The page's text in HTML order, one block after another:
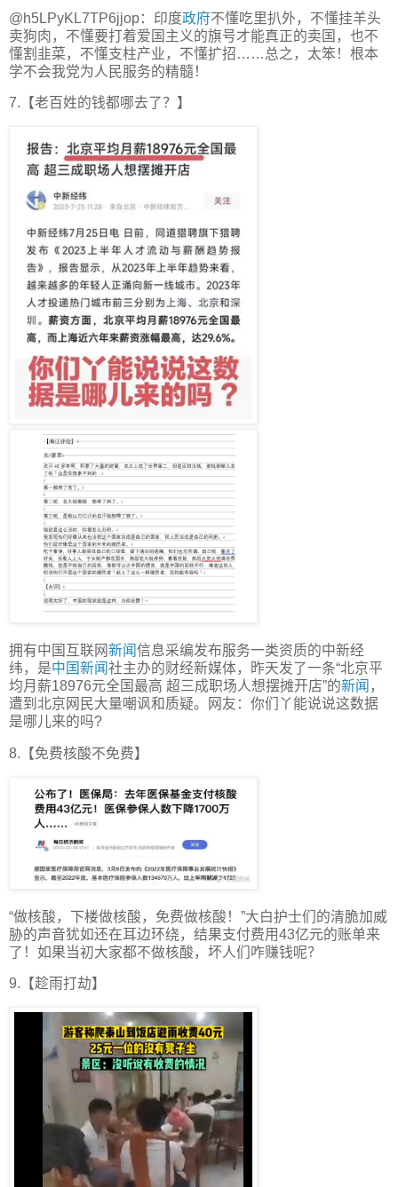
@h5LPyKL7TP6jjop：印度政府不懂吃里扒外，不懂挂羊头
卖狗肉，不懂要打着爱国主义的旗号才能真正的卖国，也不
懂割韭菜，不懂支柱产业，不懂扩招……总之，太笨！根本
学不会我党为人民服务的精髓！
7.【老百姓的钱都哪去了？】
拥有中国互联网新闻信息采编发布服务一类资质的中新经
纬，是中国新闻社主办的财经新媒体，昨天发了一条“北京平
均月薪18976元全国最高 超三成职场人想摆摊开店”的新闻 ，
遭到北京网民大量嘲讽和质疑。网友：你们丫能说说这数据
是哪儿来的吗?
8.【免费核酸不免费】
“做核酸，下楼做核酸，免费做核酸！”大白护士们的清脆加威
胁的声音犹如还在耳边环绕，结果支付费用43亿元的账单来
了！如果当初大家都不做核酸，坏人们咋赚钱呢？
9.【趁雨打劫】